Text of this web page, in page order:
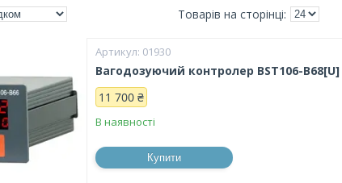
01930
Вагодозуючий контролер BST106-B68[U]
11 700 ₴
В наявності
Купити